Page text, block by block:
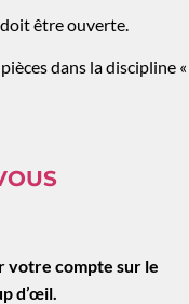
être ouverte.
dans la discipline «
votre compte sur le
d’œil.